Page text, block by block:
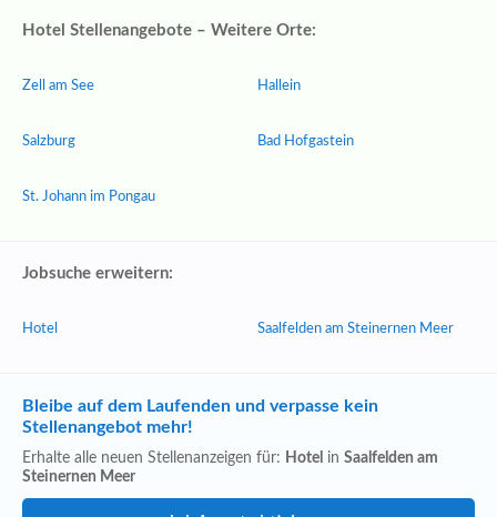
Hotel Stellenangebote – Weitere Orte:
Zell am See
Salzburg
St. Johann im Pongau
Hallein
Bad Hofgastein
Jobsuche erweitern:
Hotel Saalfelden am Steinernen Meer
Bleibe auf dem Laufenden und verpasse kein
Stellenangebot mehr!
Erhalte alle neuen Stellenanzeigen für: Hotel in Saalfelden am
Steinernen Meer